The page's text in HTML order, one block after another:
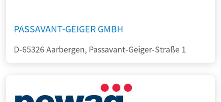
PASSAVANT-GEIGER GMBH
D-65326 Aarbergen, Passavant-Geiger-Straße 1